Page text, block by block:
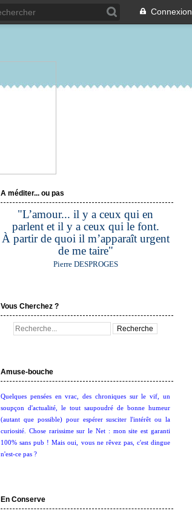
Connexion
A méditer... ou pas
"L’amour... il y a ceux qui en
parlent et il y a ceux qui le font.
À partir de quoi il m’apparaît urgent
de me taire"
Pierre DESPROGES
Vous Cherchez ?
Amuse-bouche
Quelques pensées en vrac, des chroniques sur le vif, un
soupçon d'actualité, le tout saupoudré de bonne humeur
(autant que possible) pour espérer susciter l'intérêt ou la
curiosité. Chose rarissime sur le Net : mon site est garanti
100% sans pub ! Mais oui, vous ne rêvez pas, c'est dingue
n'est-ce pas ?
En Conserve